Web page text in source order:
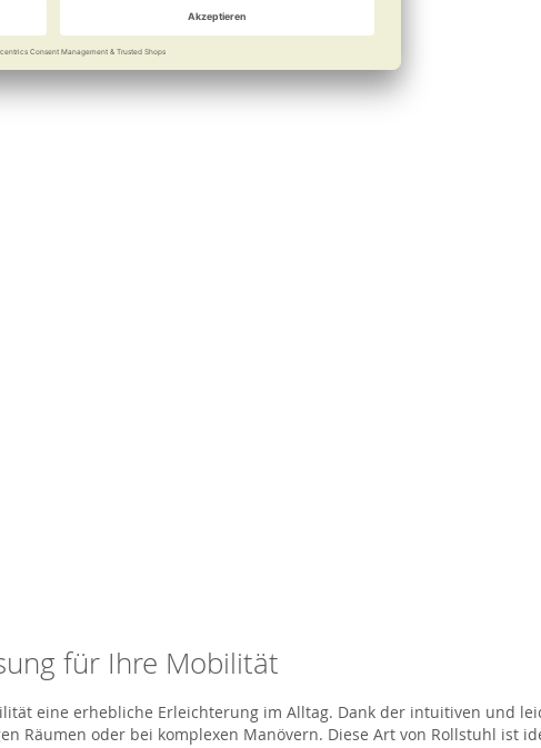
für Ihre Mobilität
eine erhebliche Erleichterung im Alltag. Dank der intuitiven und
Räumen oder bei komplexen Manövern. Diese Art von Rollstuhl ist